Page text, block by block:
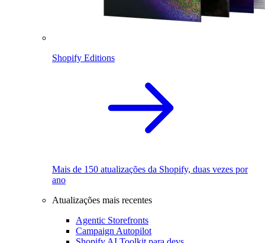
Shopify Editions
Mais de 150 atualizações da Shopify, duas vezes por
ano
Atualizações mais recentes
Agentic Storefronts
Campaign Autopilot